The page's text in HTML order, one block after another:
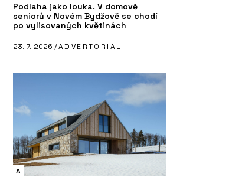
Podlaha jako louka. V domově
seniorů v Novém Bydžově se chodí
po vylisovaných květinách
23. 7. 2026 /ADVERTORIAL
A